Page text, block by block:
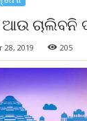
ଚାଲିବନି
28, 2019 205